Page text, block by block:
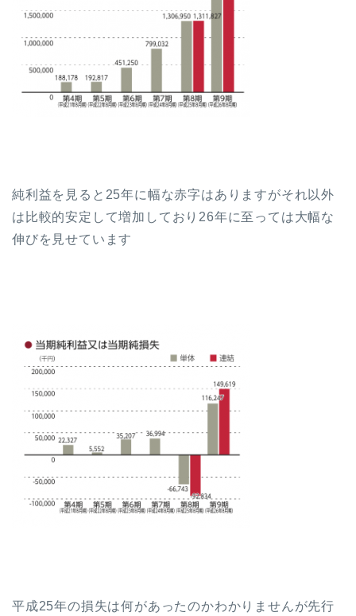
純利益を見ると25年に幅な赤字はありますがそれ以外
は比較的安定して増加しており26年に至っては大幅な
伸びを見せています
平成25年の損失は何があったのかわかりませんが先行